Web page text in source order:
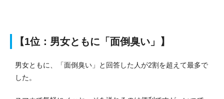
【1位：男女ともに「面倒臭い」】
男女ともに、「面倒臭い」と回答した人が2割を超えて最多で
した。